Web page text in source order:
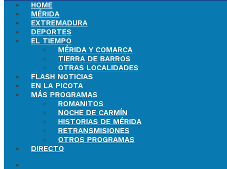
HOME
MÉRIDA
EXTREMADURA
DEPORTES
EL TIEMPO
MÉRIDA Y COMARCA
TIERRA DE BARROS
OTRAS LOCALIDADES
FLASH NOTICIAS
EN LA PICOTA
MÁS PROGRAMAS
ROMANITOS
NOCHE DE CARMÍN
HISTORIAS DE MÉRIDA
RETRANSMISIONES
OTROS PROGRAMAS
DIRECTO